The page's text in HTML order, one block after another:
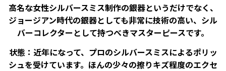
高名な女性シルバースミス制作の銀器というだけでなく、
ジョージアン時代の銀器としても非常に技術の高い、シル
バーコレクターとして持つべきマスターピースです。
状態：近年になって、プロのシルバースミスによるポリッ
シュを受けています。ほんの少々の擦りキズ程度のエクセ